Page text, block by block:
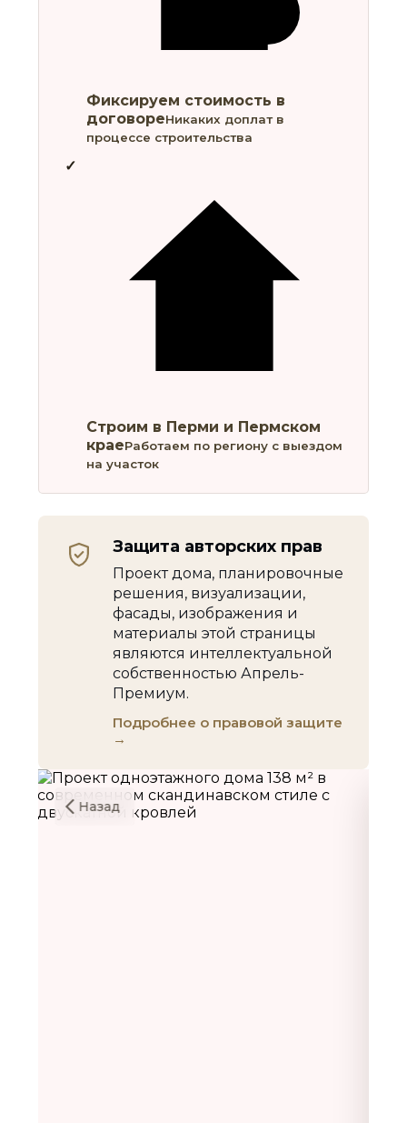
Фиксируем стоимость в
договореНикаких доплат в
процессе строительства
Строим в Перми и Пермском
краеРаботаем по региону с выездом
на участок
Защита авторских прав
Проект дома, планировочные
решения, визуализации,
фасады, изображения и
материалы этой страницы
являются интеллектуальной
собственностью Апрель-
Премиум.
Подробнее о правовой защите
→
Назад